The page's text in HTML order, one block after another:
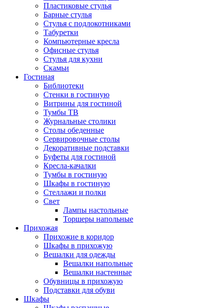
Пластиковые стулья
Барные стулья
Стулья с подлокотниками
Табуретки
Компьютерные кресла
Офисные стулья
Стулья для кухни
Скамьи
Гостиная
Библиотеки
Стенки в гостиную
Витрины для гостиной
Тумбы ТВ
Журнальные столики
Столы обеденные
Сервировочные столы
Декоративные подставки
Буфеты для гостиной
Кресла-качалки
Тумбы в гостиную
Шкафы в гостиную
Стеллажи и полки
Свет
Лампы настольные
Торшеры напольные
Прихожая
Прихожие в коридор
Шкафы в прихожую
Вешалки для одежды
Вешалки напольные
Вешалки настенные
Обувницы в прихожую
Подставки для обуви
Шкафы